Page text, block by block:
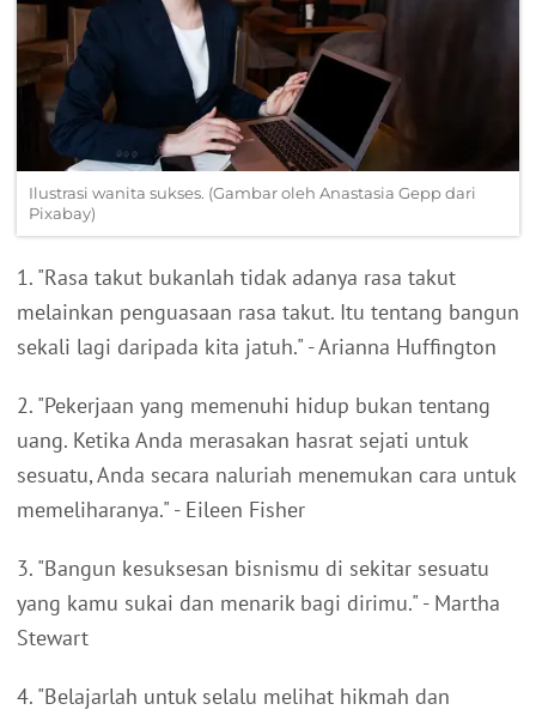
Ilustrasi wanita sukses. (Gambar oleh Anastasia Gepp dari
Pixabay)
1. "Rasa takut bukanlah tidak adanya rasa takut
melainkan penguasaan rasa takut. Itu tentang bangun
sekali lagi daripada kita jatuh." - Arianna Huffington
2. "Pekerjaan yang memenuhi hidup bukan tentang
uang. Ketika Anda merasakan hasrat sejati untuk
sesuatu, Anda secara naluriah menemukan cara untuk
memeliharanya." - Eileen Fisher
3. "Bangun kesuksesan bisnismu di sekitar sesuatu
yang kamu sukai dan menarik bagi dirimu." - Martha
Stewart
4. "Belajarlah untuk selalu melihat hikmah dan